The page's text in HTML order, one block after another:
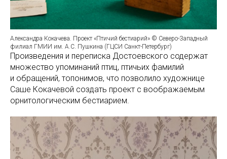
Александра Кокачева. Проект «Птичий бестиарий» © Северо-Западный
филиал ГМИИ им. А.С. Пушкина (ГЦСИ Санкт-Петербург)
Произведения и переписка Достоевского содержат
множество упоминаний птиц, птичьих фамилий
и обращений, топонимов, что позволило художнице
Саше Кокачевой создать проект с воображаемым
орнитологическим бестиарием.